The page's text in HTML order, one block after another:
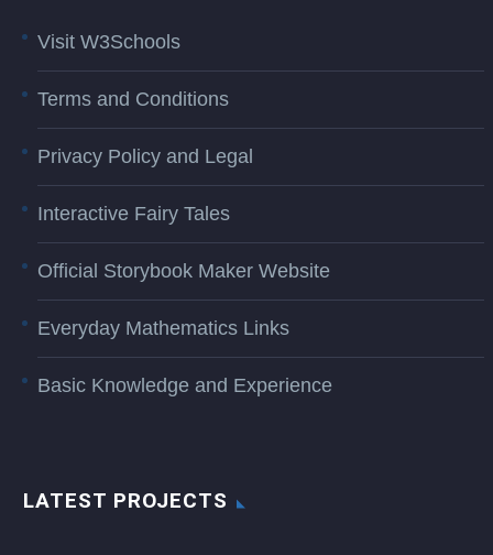
Visit W3Schools
Terms and Conditions
Privacy Policy and Legal
Interactive Fairy Tales
Official Storybook Maker Website
Everyday Mathematics Links
Basic Knowledge and Experience
LATEST PROJECTS